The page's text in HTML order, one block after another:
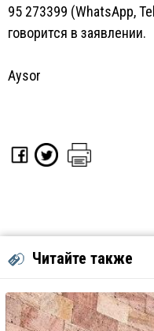
95 273399 (WhatsApp,
говорится в заявлении.
Aysor
Читайте также